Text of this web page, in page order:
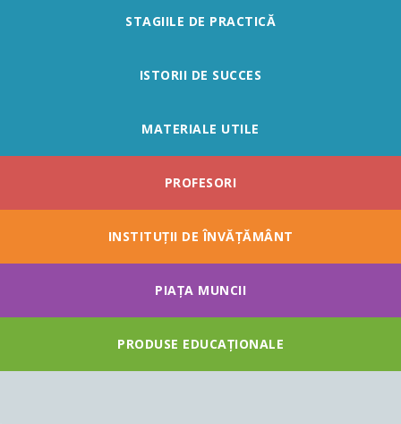
STAGIILE DE PRACTICĂ
ISTORII DE SUCCES
MATERIALE UTILE
PROFESORI
INSTITUȚII DE ÎNVĂȚĂMÂNT
PIAȚA MUNCII
PRODUSE EDUCAȚIONALE